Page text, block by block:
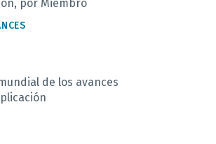
por Miembro
de los avances